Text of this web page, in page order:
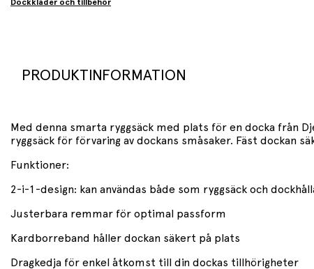
Dockkläder och tillbehör
PRODUKTINFORMATION
Med denna smarta ryggsäck med plats för en docka från
ryggsäck för förvaring av dockans småsaker. Fäst
Funktioner:
2-i-1-design: kan användas både som ryggsäck och
Justerbara remmar för optimal passform
Kardborreband håller dockan säkert på plats
Dragkedja för enkel åtkomst till din dockas tillhörigheter